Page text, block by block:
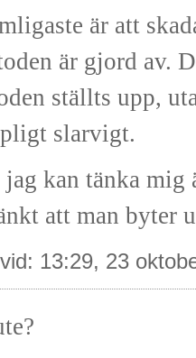
är att
är gjord av.
ställts upp,
slarvigt.
kan tänka mig
att man byter
13:29, 23